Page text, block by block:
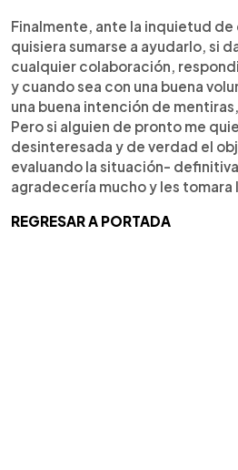
Finalmente, ante la inquietud de
quisiera sumarse a ayudarlo, si
cualquier colaboración,
y cuando sea con una buena
una buena intención de
Pero si alguien de pronto me
desinteresada y de verdad el
evaluando la situación-
agradecería mucho y les tomara
REGRESAR A PORTADA